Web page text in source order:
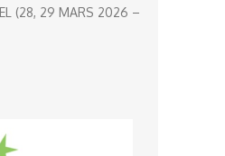
(28, 29 MARS 2026 –